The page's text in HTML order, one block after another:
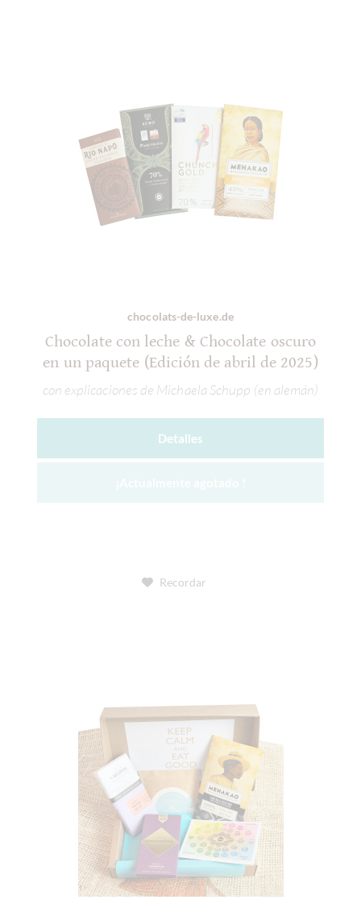
chocolats-de-luxe.de
Chocolate con leche & Chocolate oscuro
en un paquete (Edición de abril de 2025)
con explicaciones de Michaela Schupp (en alemán)
Detalles
Recordar